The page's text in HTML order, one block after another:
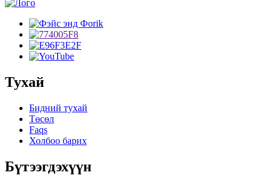
Тухай
Бидний тухай
Төсөл
Faqs
Холбоо барих
Бүтээгдэхүүн